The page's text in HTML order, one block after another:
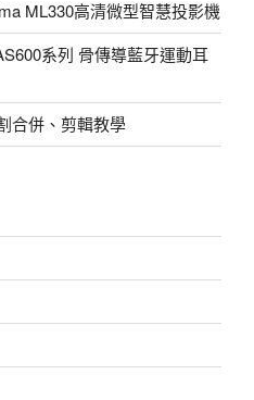
ML330高清微型智慧投影機
系列 骨傳導藍牙運動耳
合併、剪輯教學